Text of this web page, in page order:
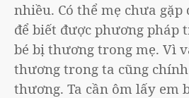
nhiều. Có thể mẹ chưa
để biết được phương pháp
bé bị thương trong mẹ. Vì
thương trong ta cũng
thương. Ta cần ôm lấy em